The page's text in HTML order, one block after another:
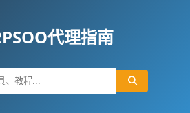
代理指南